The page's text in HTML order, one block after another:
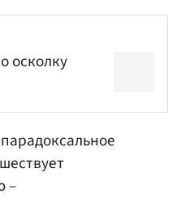
осколку
–